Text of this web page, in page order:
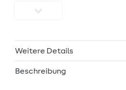
Weitere Details
Beschreibung